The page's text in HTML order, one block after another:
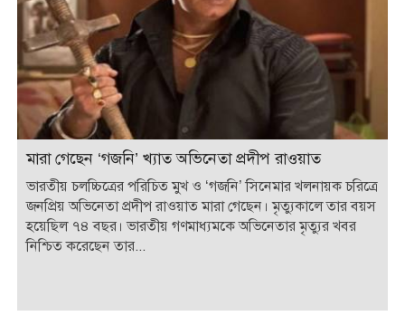
মারা গেছেন ‘গজনি’ খ্যাত অভিনেতা প্রদীপ রাওয়াত
ভারতীয় চলচ্চিত্রের পরিচিত মুখ ও ‘গজনি’ সিনেমার খলনায়ক চরিত্রে
জনপ্রিয় অভিনেতা প্রদীপ রাওয়াত মারা গেছেন। মৃত্যুকালে তার বয়স
হয়েছিল ৭৪ বছর। ভারতীয় গণমাধ্যমকে অভিনেতার মৃত্যুর খবর
নিশ্চিত করেছেন তার...